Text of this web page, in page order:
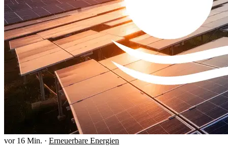
vor 16 Min. · Erneuerbare Energien